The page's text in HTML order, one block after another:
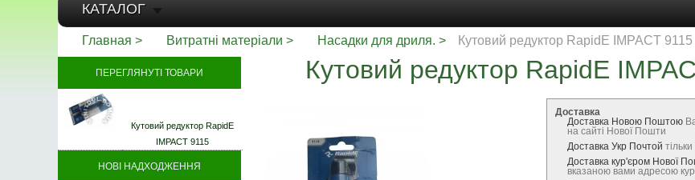
КАТАЛОГ
Главная Витратні матеріали Насадки для дриля. Кутовий редуктор RapidE IMPACT 9115
Кутовий редуктор RapidE
Доставка
Доставка Новою Поштою
на сайті Нової Пошти
Доставка Укр Почтой
Доставка кур'єром Нової
вказаною вами адресою
ПЕРЕГЛЯНУТІ ТОВАРИ
Кутовий редуктор RapidE
IMPACT 9115
НОВІ НАДХОДЖЕННЯ